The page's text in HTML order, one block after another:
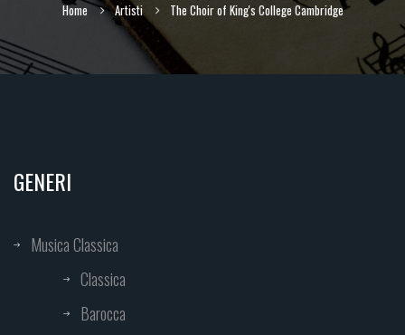
Home Artisti The Choir of King's College Cambridge
GENERI
Musica Classica
Classica
Barocca